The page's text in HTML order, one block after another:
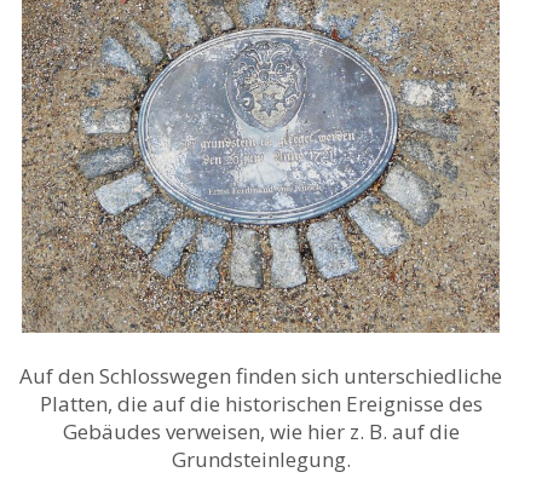
Auf den Schlosswegen finden sich unterschiedliche
Platten, die auf die historischen Ereignisse des
Gebäudes verweisen, wie hier z. B. auf die
Grundsteinlegung.